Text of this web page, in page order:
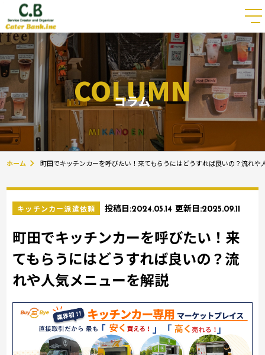
COLUMN
コラム
ホーム 町田でキッチンカーを呼びたい！来てもらうにはどうすれば良いの？流れや
キッチンカー派遣依頼 投稿日:2024.05.14 更新日:2025.09.11
町田でキッチンカーを呼びたい！来
てもらうにはどうすれば良いの？流
れや人気メニューを解説